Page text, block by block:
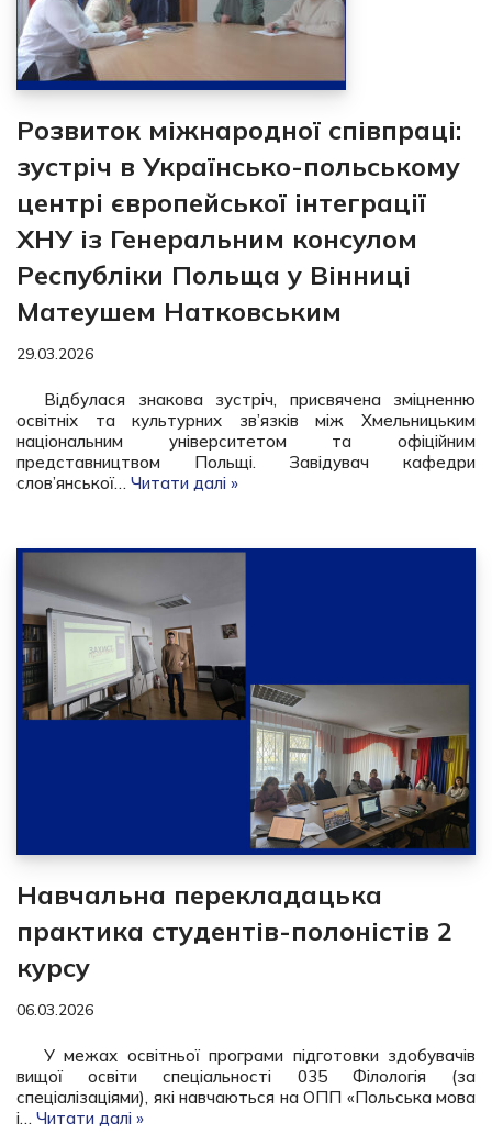
Розвиток міжнародної співпраці:
зустріч в Українсько-польському
центрі європейської інтеграції
ХНУ із Генеральним консулом
Республіки Польща у Вінниці
Матеушем Натковським
29.03.2026
Відбулася знакова зустріч, присвячена зміцненню
освітніх та культурних зв’язків між Хмельницьким
національним університетом та офіційним
представництвом Польщі. Завідувач кафедри
слов’янської… Читати далі »
Навчальна перекладацька
практика студентів-полоністів 2
курсу
06.03.2026
У межах освітньої програми підготовки здобувачів
вищої освіти спеціальності 035 Філологія (за
спеціалізаціями), які навчаються на ОПП «Польська мова
і… Читати далі »